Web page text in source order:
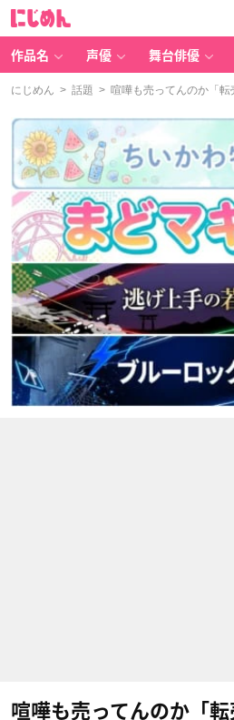
作品名 声優 舞台俳優
にじめん > 話題 > 喧嘩も売ってんのか「転
喧嘩も売ってんのか「